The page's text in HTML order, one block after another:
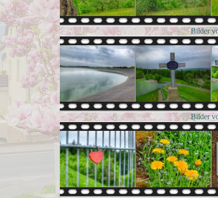
Bilder
Bilder